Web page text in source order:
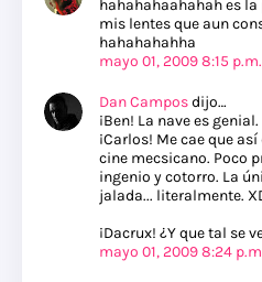
hahahahaahahah es
mis lentes que aun
hahahahahha
mayo 01, 2009 8:15 p.m.
Dan Camposdijo…
¡Ben! La nave es
¡Carlos! Me cae que
cine mecsicano. Poco
ingenio y cotorro. La
jalada... literalmente.
¡Dacrux! ¿Y que tal se
mayo 01, 2009 8:24